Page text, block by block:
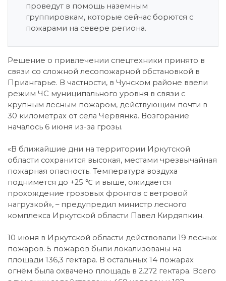
проведут в помощь наземным
группировкам, которые сейчас борются с
пожарами на севере региона.
Решение о привлечении спецтехники принято в
связи со сложной лесопожарной обстановкой в
Приангарье. В частности, в Чунском районе ввели
режим ЧС муниципального уровня в связи с
крупным лесным пожаром, действующим почти в
30 километрах от села Червянка. Возгорание
началось 6 июня из-за грозы.
«В ближайшие дни на территории Иркутской
области сохранится высокая, местами чрезвычайная
пожарная опасность. Температура воздуха
поднимется до +25 ℃ и выше, ожидается
прохождение грозовых фронтов с ветровой
нагрузкой», – предупредил министр лесного
комплекса Иркутской области Павел Кирдяпкин.
10 июня в Иркутской области действовали 19 лесных
пожаров. 5 пожаров были локализованы на
площади 136,3 гектара. В остальных 14 пожарах
огнём была охвачено площадь в 2.272 гектара. Всего